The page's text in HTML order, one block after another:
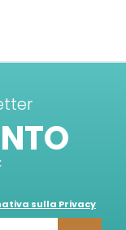
sulla Privacy